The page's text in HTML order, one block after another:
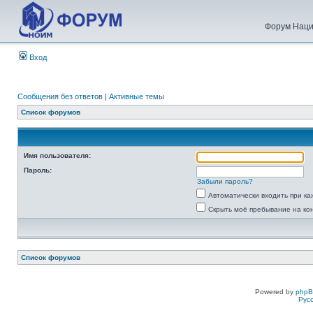
Форум
Вход
Сообщения без ответов | Активные темы
Список форумов
Имя пользователя:
Пароль:
Забыли пароль?
Автоматически входить при
Скрыть моё пребывание на
Список форумов
Powered by